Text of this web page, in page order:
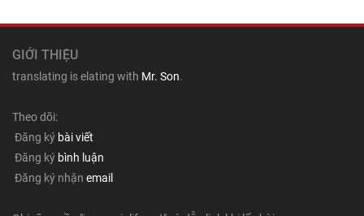
GIỚI THIỆU
translating is elating with Mr. Son.
Theo dõi:
Đăng ký bài viết
Đăng ký bình luận
Đăng ký nhận email